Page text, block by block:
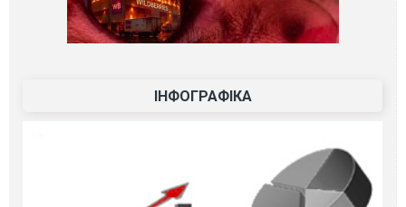
ІНФОГРАФІКА